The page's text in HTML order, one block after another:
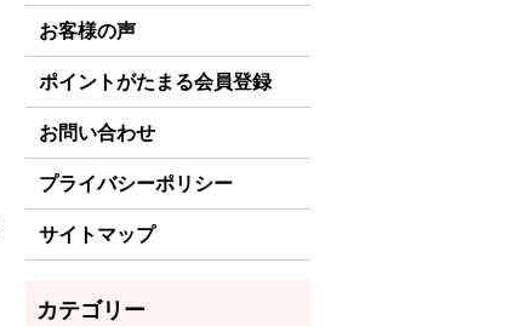
お客様の声
ポイントがたまる会員登録
お問い合わせ
プライバシーポリシー
サイトマップ